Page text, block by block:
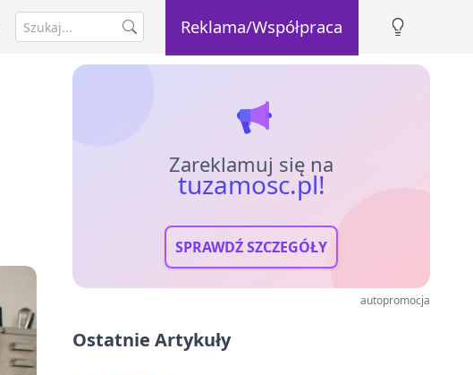
Reklama/Współpraca
Zareklamuj się na
tuzamosc.pl!
SPRAWDŹ SZCZEGÓŁY
autopromocja
Ostatnie Artykuły